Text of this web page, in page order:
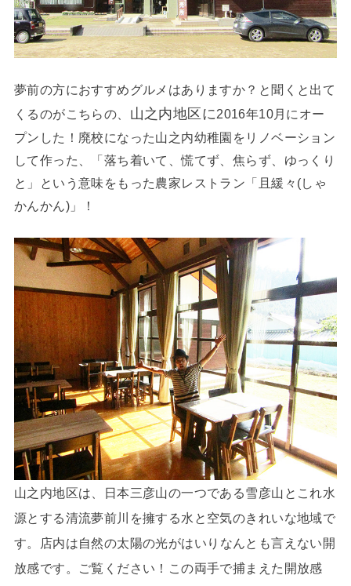
夢前の方におすすめグルメはありますか？と聞くと出て
くるのがこちらの、 山之内地区に2016年10月にオー
プンした！廃校になった山之内幼稚園をリノベーション
して作った、「落ち着いて、慌てず、焦らず、ゆっくり
と」という意味をもった農家レストラン「且緩々(しゃ
かんかん)」！
山之内地区は、日本三彦山の一つである雪彦山とこれ水
源とする清流夢前川を擁する水と空気のきれいな地域で
す。
店内は自然の太陽の光がはいりなんとも言えない開
放感です。ご覧ください！この両手で捕まえた開放感